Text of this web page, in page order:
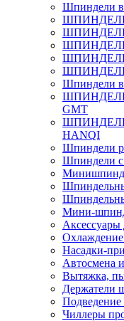
Шпиндели
ШПИНДЕЛИ
ШПИНДЕЛИ
Шпиндели
GMT
HANQI
Шпиндели
Шпиндели с
Мини-
Насадки-
Автосмена
Вытяжка,
Держатели
Чиллеры